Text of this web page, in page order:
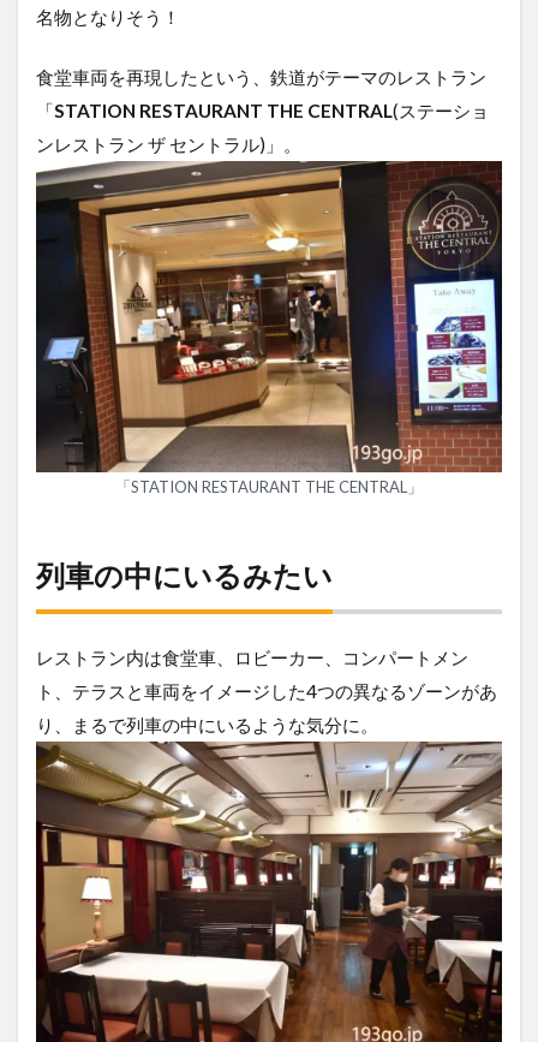
名物となりそう！
食堂車両を再現したという、鉄道がテーマのレストラン
「STATION RESTAURANT THE CENTRAL(ステーショ
ンレストラン ザ セントラル)」。
「STATION RESTAURANT THE CENTRAL」
列車の中にいるみたい
レストラン内は食堂車、ロビーカー、コンパートメン
ト、テラスと車両をイメージした4つの異なるゾーンがあ
り、まるで列車の中にいるような気分に。